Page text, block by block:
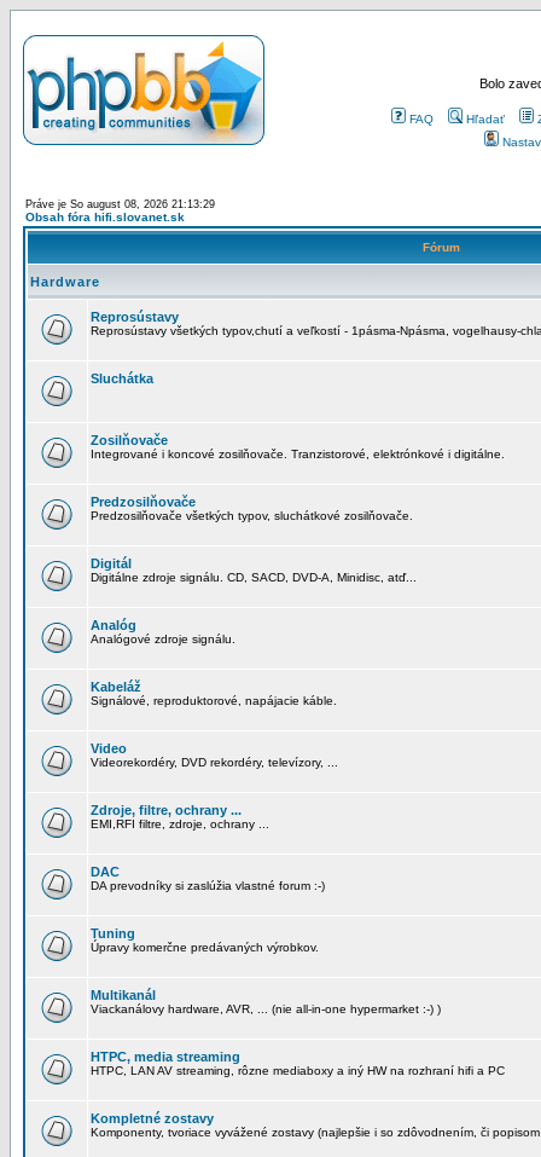
Bolo
FAQ Hľadať
Práve je So august 08, 2026 21:13:29
Obsah fóra hifi.slovanet.sk
Fórum
Hardware
Reprosústavy
Reprosústavy všetkých typov,chutí a veľkostí - 1pásma-Npásma, vogelhausy-
Sluchátka
Zosilňovače
Integrované i koncové zosilňovače. Tranzistorové, elektrónkové i digitálne.
Predzosilňovače
Predzosilňovače všetkých typov, sluchátkové zosilňovače.
Digitál
Digitálne zdroje signálu. CD, SACD, DVD-A, Minidisc, atď...
Analóg
Analógové zdroje signálu.
Kabeláž
Signálové, reproduktorové, napájacie káble.
Video
Videorekordéry, DVD rekordéry, televízory, ...
Zdroje, filtre, ochrany ...
EMI,RFI filtre, zdroje, ochrany ...
DAC
DA prevodníky si zaslúžia vlastné forum :-)
Tuning
Úpravy komerčne predávaných výrobkov.
Multikanál
Viackanálovy hardware, AVR, ... (nie all-in-one hypermarket :-) )
HTPC, media streaming
HTPC, LAN AV streaming, rôzne mediaboxy a iný HW na rozhraní hifi a PC
Kompletné zostavy
Komponenty, tvoriace vyvážené zostavy (najlepšie i so zdôvodnením, či